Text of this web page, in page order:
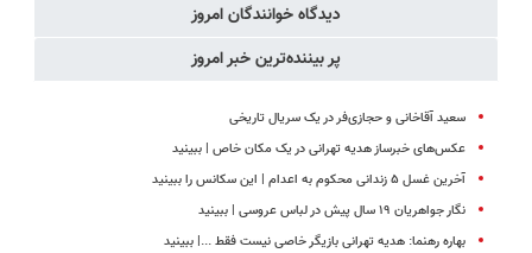
دیدگاه خوانندگان امروز
پر بیننده‌ترین خبر امروز
سعید آقاخانی و حجازی‌فر در یک سریال تاریخی
عکس‌های خبرساز هدیه تهرانی در یک مکان خاص | ببینید
آخرین غسل ۵ زندانی محکوم به اعدام | این سکانس را ببینید
نگار جواهریان ۱۹ سال پیش در لباس عروسی | ببینید
بهاره رهنما: هدیه تهرانی بازیگر خاصی نیست فقط ...|‌ ببینید